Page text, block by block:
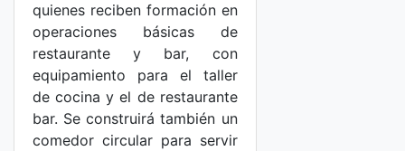
quienes reciben formación en
operaciones básicas de
restaurante y bar, con
equipamiento para el taller
de cocina y el de restaurante
bar. Se construirá también un
comedor circular para servir